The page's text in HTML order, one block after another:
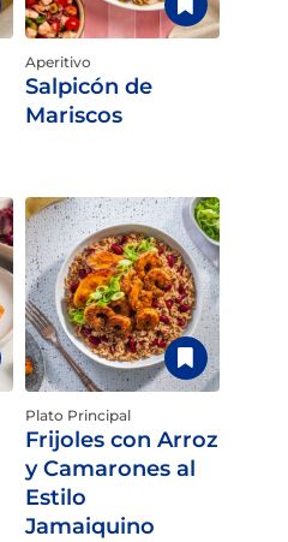
Aperitivo
Salpicón de
Mariscos
Plato Principal
Frijoles con Arroz
y Camarones al
Estilo
Jamaiquino